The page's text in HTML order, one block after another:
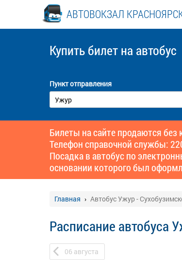
АВТОВОКЗАЛ
Купить билет на автобус
Пункт отправления
Билеты на сайте продаются без
Телефон справочной службы:
Посадка в автобус по
основании которого был
Главная Автобус Ужур -
Расписание автобуса
06 августа